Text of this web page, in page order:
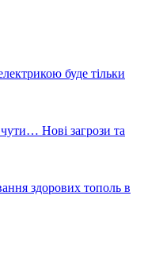
буде тільки
чути… Нові загрози та
здорових тополь в